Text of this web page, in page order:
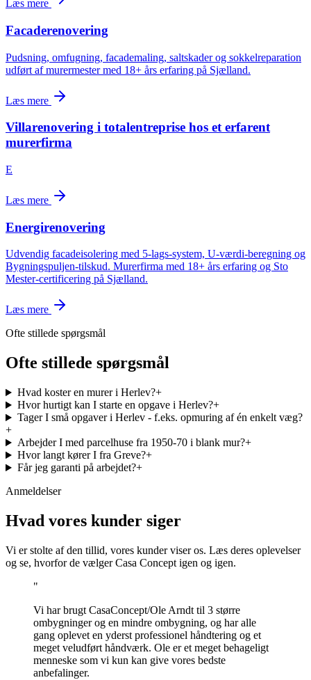
Læs mere
Facaderenovering
Pudsning, omfugning, facademaling, saltskader og sokkelreparation
udført af murermester med 18+ års erfaring på Sjælland.
Læs mere
Villarenovering i totalentreprise hos et erfarent
murerfirma
E
Læs mere
Energirenovering
Udvendig facadeisolering med 5-lags-system, U-værdi-beregning og
Bygningspuljen-tilskud. Murerfirma med 18+ års erfaring og Sto
Mester-certificering på Sjælland.
Læs mere
Ofte stillede spørgsmål
Ofte stillede spørgsmål
Hvad koster en murer i Herlev?+
Hvor hurtigt kan I starte en opgave i Herlev?+
Tager I små opgaver i Herlev - f.eks. opmuring af én enkelt væg?
+
Arbejder I med parcelhuse fra 1950-70 i blank mur?+
Hvor langt kører I fra Greve?+
Får jeg garanti på arbejdet?+
Anmeldelser
Hvad vores kunder siger
Vi er stolte af den tillid, vores kunder viser os. Læs deres oplevelser
og se, hvorfor de vælger Casa Concept igen og igen.
"
Vi har brugt CasaConcept/Ole Arndt til 3 større
ombygninger og en mindre ombygning, og har alle
gang oplevet en yderst professionel håndtering og et
meget veludført håndværk. Ole er et meget behageligt
menneske som vi kun kan give vores bedste
anbefalinger.